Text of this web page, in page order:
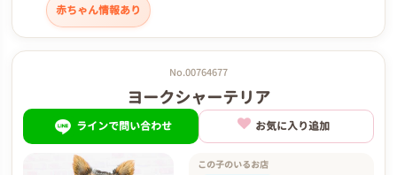
赤ちゃん情報あり
No.00764677
ヨークシャーテリア
ラインで問い合わせ お気に入り追加
この子のいるお店